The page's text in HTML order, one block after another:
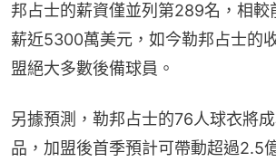
邦占士的薪資僅並列第289名，相較
薪近5300萬美元，如今勒邦占士的
盟絕大多數後備球員。
另據預測，勒邦占士的76人球衣將
品，加盟後首季預計可帶動超過2.5